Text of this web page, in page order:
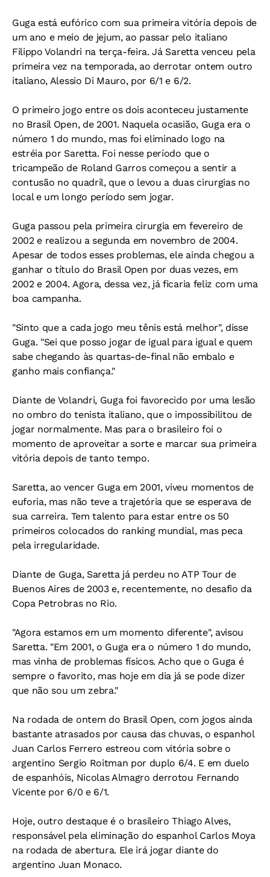
Guga está eufórico com sua primeira vitória depois de
um ano e meio de jejum, ao passar pelo italiano
Filippo Volandri na terça-feira. Já Saretta venceu pela
primeira vez na temporada, ao derrotar ontem outro
italiano, Alessio Di Mauro, por 6/1 e 6/2.
O primeiro jogo entre os dois aconteceu justamente
no Brasil Open, de 2001. Naquela ocasião, Guga era o
número 1 do mundo, mas foi eliminado logo na
estréia por Saretta. Foi nesse período que o
tricampeão de Roland Garros começou a sentir a
contusão no quadril, que o levou a duas cirurgias no
local e um longo período sem jogar.
Guga passou pela primeira cirurgia em fevereiro de
2002 e realizou a segunda em novembro de 2004.
Apesar de todos esses problemas, ele ainda chegou a
ganhar o título do Brasil Open por duas vezes, em
2002 e 2004. Agora, dessa vez, já ficaria feliz com uma
boa campanha.
"Sinto que a cada jogo meu tênis está melhor", disse
Guga. "Sei que posso jogar de igual para igual e quem
sabe chegando às quartas-de-final não embalo e
ganho mais confiança."
Diante de Volandri, Guga foi favorecido por uma lesão
no ombro do tenista italiano, que o impossibilitou de
jogar normalmente. Mas para o brasileiro foi o
momento de aproveitar a sorte e marcar sua primeira
vitória depois de tanto tempo.
Saretta, ao vencer Guga em 2001, viveu momentos de
euforia, mas não teve a trajetória que se esperava de
sua carreira. Tem talento para estar entre os 50
primeiros colocados do ranking mundial, mas peca
pela irregularidade.
Diante de Guga, Saretta já perdeu no ATP Tour de
Buenos Aires de 2003 e, recentemente, no desafio da
Copa Petrobras no Rio.
"Agora estamos em um momento diferente", avisou
Saretta. "Em 2001, o Guga era o número 1 do mundo,
mas vinha de problemas físicos. Acho que o Guga é
sempre o favorito, mas hoje em dia já se pode dizer
que não sou um zebra."
Na rodada de ontem do Brasil Open, com jogos ainda
bastante atrasados por causa das chuvas, o espanhol
Juan Carlos Ferrero estreou com vitória sobre o
argentino Sergio Roitman por duplo 6/4. E em duelo
de espanhóis, Nicolas Almagro derrotou Fernando
Vicente por 6/0 e 6/1.
Hoje, outro destaque é o brasileiro Thiago Alves,
responsável pela eliminação do espanhol Carlos Moya
na rodada de abertura. Ele irá jogar diante do
argentino Juan Monaco.